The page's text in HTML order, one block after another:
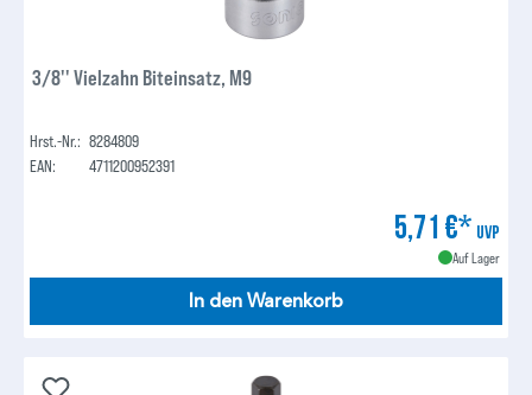
3/8'' Vielzahn Biteinsatz, M9
Hrst.-Nr.: 8284809
EAN:
4711200952391
5,71 €* UVP
Auf Lager
In den Warenkorb